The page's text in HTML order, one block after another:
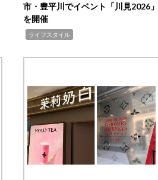
市・豊平川でイベント「川見2026」
を開催
ライフスタイル